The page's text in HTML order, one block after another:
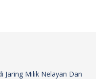
Jaring Milik Nelayan Dan